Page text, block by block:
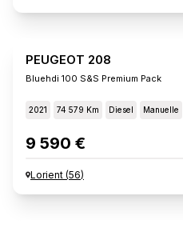
PEUGEOT 208
Bluehdi 100 S&s Premium Pack
2021 74 579 Km Diesel Manuelle
9 590 €
Lorient (56)